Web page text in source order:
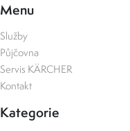
Menu
Služby
Půjčovna
Servis KÄRCHER
Kontakt
Kategorie